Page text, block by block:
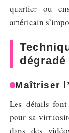
quartier ou
américain
Maîtriser
Les détails
pour sa
dans des